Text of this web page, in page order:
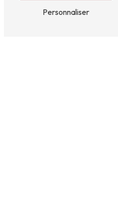
Personnaliser